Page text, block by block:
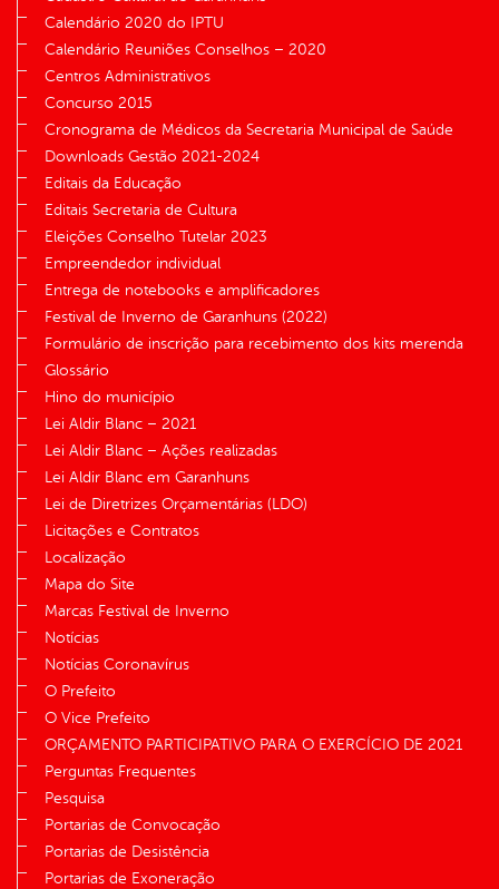
Calendário 2020 do IPTU
Calendário Reuniões Conselhos – 2020
Centros Administrativos
Concurso 2015
Cronograma de Médicos da Secretaria Municipal de Saúde
Downloads Gestão 2021-2024
Editais da Educação
Editais Secretaria de Cultura
Eleições Conselho Tutelar 2023
Empreendedor individual
Entrega de notebooks e amplificadores
Festival de Inverno de Garanhuns (2022)
Formulário de inscrição para recebimento dos kits merenda
Glossário
Hino do município
Lei Aldir Blanc – 2021
Lei Aldir Blanc – Ações realizadas
Lei Aldir Blanc em Garanhuns
Lei de Diretrizes Orçamentárias (LDO)
Licitações e Contratos
Localização
Mapa do Site
Marcas Festival de Inverno
Notícias
Notícias Coronavírus
O Prefeito
O Vice Prefeito
ORÇAMENTO PARTICIPATIVO PARA O EXERCÍCIO DE 2021
Perguntas Frequentes
Pesquisa
Portarias de Convocação
Portarias de Desistência
Portarias de Exoneração